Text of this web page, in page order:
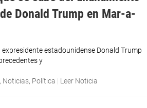
Donald Trump en Mar-a-
estadounidense Donald Trump
y
, Noticias, Política | Leer Noticia